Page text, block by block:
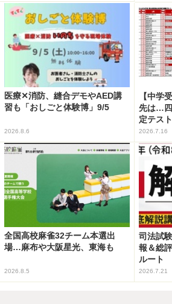
医療✕消防、縫合デモやAED講
習も「おしごと体験博」9/5
2026.8.6
【中学
先は…四
定テス
2026.7.16
全国高校麻雀32チーム本選出
場…麻布や大阪星光、東海も
2026.8.5
司法試
報＆総
ルート
2026.7.21